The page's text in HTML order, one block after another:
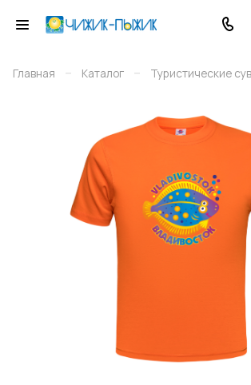
Главная – Каталог – Туристические